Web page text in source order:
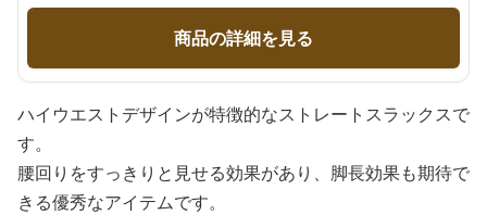
商品の詳細を見る
ハイウエストデザインが特徴的なストレートスラックスで
す。
腰回りをすっきりと見せる効果があり、脚長効果も期待で
きる優秀なアイテムです。